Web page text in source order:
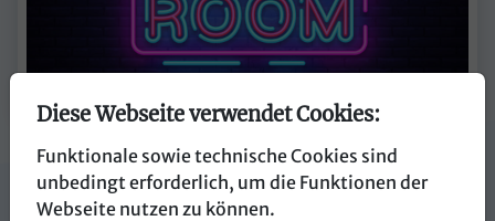
Diese Webseite verwendet Cookies:
Funktionale sowie technische Cookies sind
unbedingt erforderlich, um die Funktionen der
Webseite nutzen zu können.
myCityHunt